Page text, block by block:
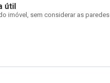
útil
imóvel, sem considerar as paredes